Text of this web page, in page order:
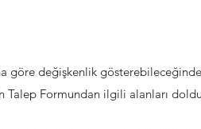
değişkenlik
Formundan ilgili alanları